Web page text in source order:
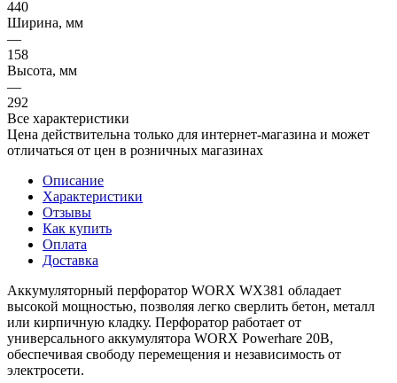
440
Ширина, мм
—
158
Высота, мм
—
292
Все характеристики
Цена действительна только для интернет-магазина и может
отличаться от цен в розничных магазинах
Описание
Характеристики
Отзывы
Как купить
Оплата
Доставка
Аккумуляторный перфоратор WORX WX381 обладает
высокой мощностью, позволяя легко сверлить бетон, металл
или кирпичную кладку. Перфоратор работает от
универсального аккумулятора WORX Powerhare 20В,
обеспечивая свободу перемещения и независимость от
электросети.